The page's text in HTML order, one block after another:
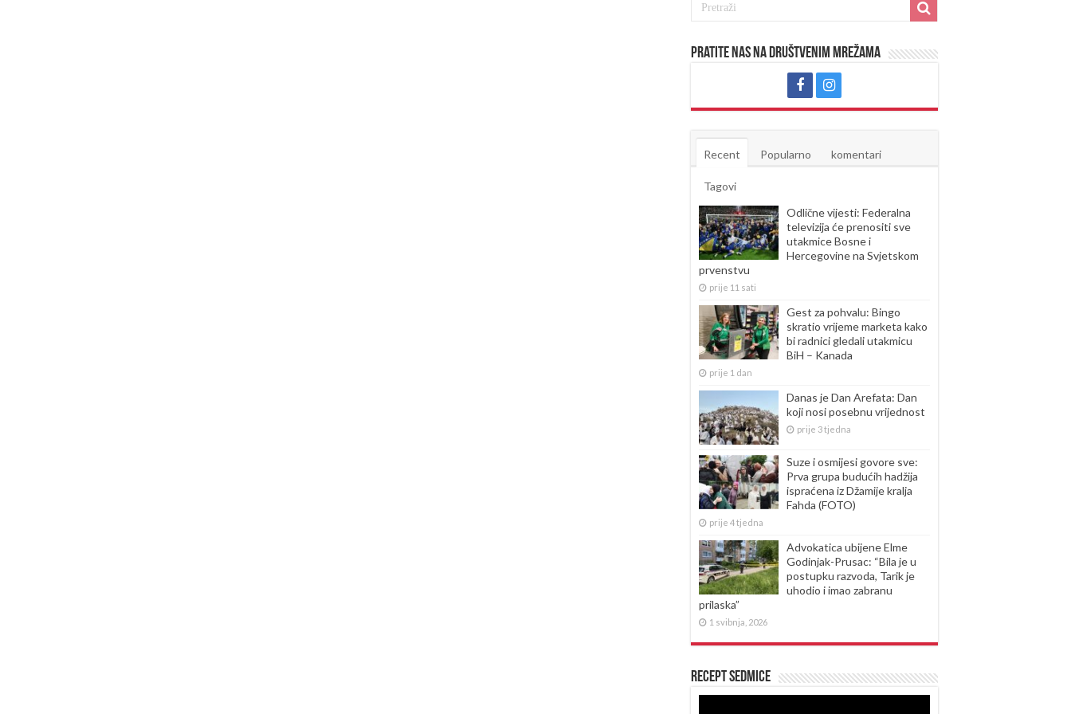
Pratite nas na društvenim mrežama
Recent Popularno komentari
Tagovi
Odlične vijesti: Federalna
televizija će prenositi sve
utakmice Bosne i
Hercegovine na Svjetskom
prvenstvu
prije 11 sati
Gest za pohvalu: Bingo
skratio vrijeme marketa kako
bi radnici gledali utakmicu
BiH – Kanada
prije 1 dan
Danas je Dan Arefata: Dan
koji nosi posebnu vrijednost
prije 3 tjedna
Suze i osmijesi govore sve:
Prva grupa budućih hadžija
ispraćena iz Džamije kralja
Fahda (FOTO)
prije 4 tjedna
Advokatica ubijene Elme
Godinjak-Prusac: “Bila je u
postupku razvoda, Tarik je
uhodio i imao zabranu
prilaska”
1 svibnja, 2026
Recept sedmice